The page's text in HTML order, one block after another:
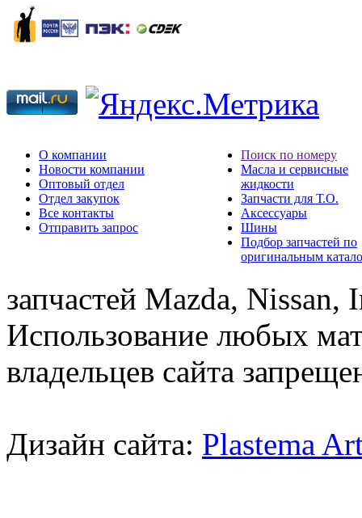
О компании
Новости компании
Оптовый отдел
Отдел закупок
Все контакты
Отправить запрос
Поиск по номеру
Масла и сервисные
жидкости
Запчасти для Т.О.
Аксессуары
Шины
Подбор запчастей по
оригинальным
запчастей Mazda,
Использование любых
владельцев сайта
Дизайн сайта: Plastema